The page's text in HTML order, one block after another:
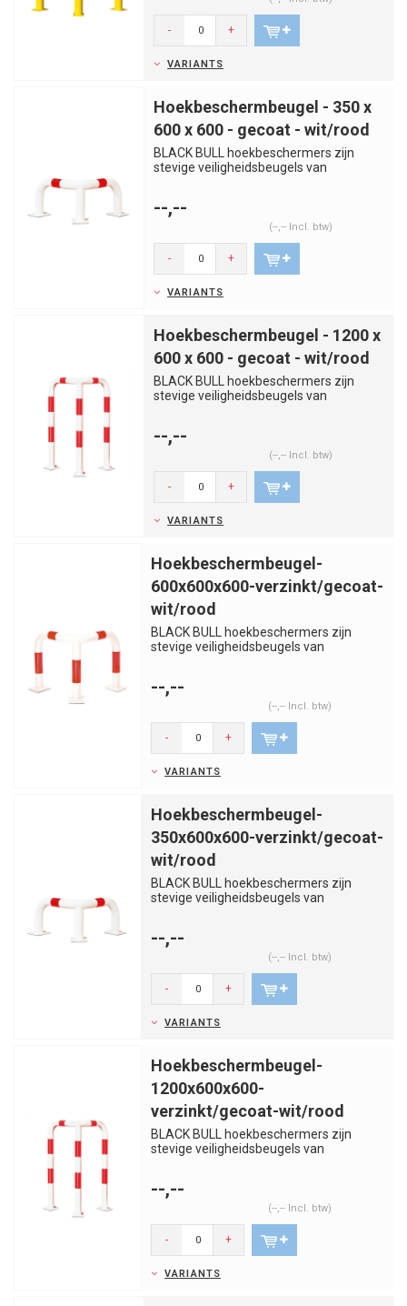
- +
VARIANTS
Hoekbeschermbeugel - 350 x
600 x 600 - gecoat - wit/rood
BLACK BULL hoekbeschermers zijn
stevige veiligheidsbeugels van
--,--
(--,-- Incl. btw)
- +
VARIANTS
Hoekbeschermbeugel - 1200 x
600 x 600 - gecoat - wit/rood
BLACK BULL hoekbeschermers zijn
stevige veiligheidsbeugels van
--,--
(--,-- Incl. btw)
- +
VARIANTS
Hoekbeschermbeugel-
600x600x600-verzinkt/gecoat-
wit/rood
BLACK BULL hoekbeschermers zijn
stevige veiligheidsbeugels van
--,--
(--,-- Incl. btw)
- +
VARIANTS
Hoekbeschermbeugel-
350x600x600-verzinkt/gecoat-
wit/rood
BLACK BULL hoekbeschermers zijn
stevige veiligheidsbeugels van
--,--
(--,-- Incl. btw)
- +
VARIANTS
Hoekbeschermbeugel-
1200x600x600-
verzinkt/gecoat-wit/rood
BLACK BULL hoekbeschermers zijn
stevige veiligheidsbeugels van
--,--
(--,-- Incl. btw)
- +
VARIANTS